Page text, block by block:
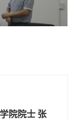
院院士 张